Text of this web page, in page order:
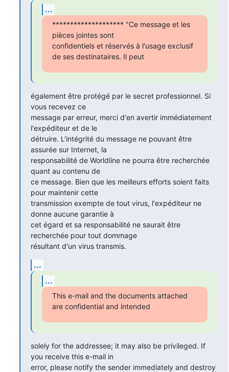
...
******************** "Ce message et les
pièces jointes sont
confidentiels et réservés à l'usage exclusif
de ses destinataires. Il peut
également être protégé par le secret professionnel. Si
vous recevez ce
message par erreur, merci d'en avertir immédiatement
l'expéditeur et de le
détruire. L'intégrité du message ne pouvant être
assurée sur Internet, la
responsabilité de Worldline ne pourra être recherchée
quant au contenu de
ce message. Bien que les meilleurs efforts soient faits
pour maintenir cette
transmission exempte de tout virus, l'expéditeur ne
donne aucune garantie à
cet égard et sa responsabilité ne saurait être
recherchée pour tout dommage
résultant d'un virus transmis.
...
...
This e-mail and the documents attached
are confidential and intended
solely for the addressee; it may also be privileged. If
you receive this e-mail in
error, please notify the sender immediately and destroy